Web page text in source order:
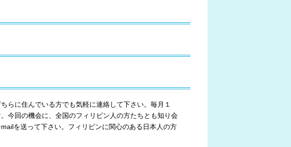
らに住んでいる方でも気軽に連絡して下さい。毎月１
今回の機会に、全国のフィリピン人の方たちとも知り会
を送って下さい。フィリピンに関心のある日本人の方